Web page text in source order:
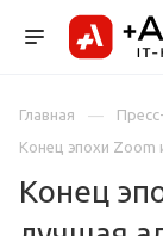
Главная
Конец эпохи Zoom
Конец